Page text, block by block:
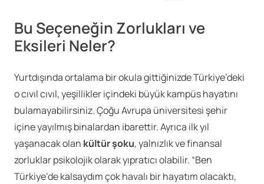
Bu Seçeneğin Zorlukları ve
Eksileri Neler?
Yurtdışında ortalama bir okula gittiğinizde Türkiye’deki
o cıvıl cıvıl, yeşillikler içindeki büyük kampüs hayatını
bulamayabilirsiniz. Çoğu Avrupa üniversitesi şehir
içine yayılmış binalardan ibarettir. Ayrıca ilk yıl
yaşanacak olan kültür şoku, yalnızlık ve finansal
zorluklar psikolojik olarak yıpratıcı olabilir. “Ben
Türkiye’de kalsaydım çok havalı bir hayatım olacaktı,